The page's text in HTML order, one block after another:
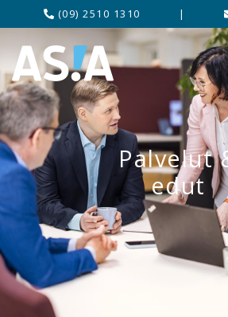
(09) 2510 1310 |
Palvelut
edut